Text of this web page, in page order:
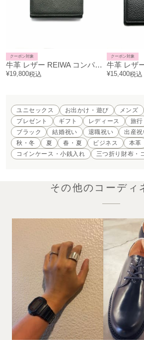
牛革 レザー REIWA コンパクト ミニ ウォレット アイレット 三つ折り財布 / フラグメントケース
クーポン対象
¥19,800税込
クーポン対象
¥15,400税込
ユニセックス お出かけ・遊び メンズ
プレゼント
ギフト レディース 旅行
ブラック
結婚祝い 退職祝い 出産祝
秋・冬
夏 春・夏 ビジネス 本革
コインケース・小銭入れ
三つ折り財布・
その他のコーディ